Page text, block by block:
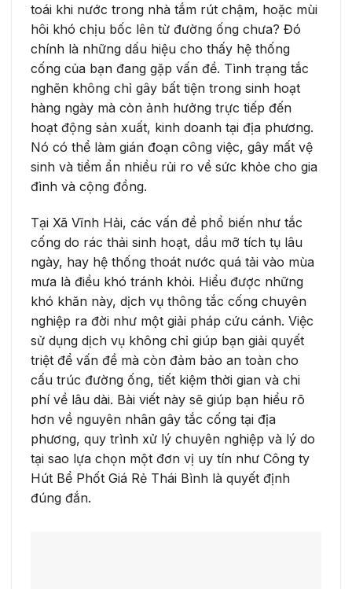
toái khi nước trong nhà tắm rút chậm, hoặc mùi
hôi khó chịu bốc lên từ đường ống chưa? Đó
chính là những dấu hiệu cho thấy hệ thống
cống của bạn đang gặp vấn đề. Tình trạng tắc
nghẽn không chỉ gây bất tiện trong sinh hoạt
hàng ngày mà còn ảnh hưởng trực tiếp đến
hoạt động sản xuất, kinh doanh tại địa phương.
Nó có thể làm gián đoạn công việc, gây mất vệ
sinh và tiềm ẩn nhiều rủi ro về sức khỏe cho gia
đình và cộng đồng.
Tại Xã Vĩnh Hải, các vấn đề phổ biến như tắc
cống do rác thải sinh hoạt, dầu mỡ tích tụ lâu
ngày, hay hệ thống thoát nước quá tải vào mùa
mưa là điều khó tránh khỏi. Hiểu được những
khó khăn này, dịch vụ thông tắc cống chuyên
nghiệp ra đời như một giải pháp cứu cánh. Việc
sử dụng dịch vụ không chỉ giúp bạn giải quyết
triệt để vấn đề mà còn đảm bảo an toàn cho
cấu trúc đường ống, tiết kiệm thời gian và chi
phí về lâu dài. Bài viết này sẽ giúp bạn hiểu rõ
hơn về nguyên nhân gây tắc cống tại địa
phương, quy trình xử lý chuyên nghiệp và lý do
tại sao lựa chọn một đơn vị uy tín như Công ty
Hút Bể Phốt Giá Rẻ Thái Bình là quyết định
đúng đắn.